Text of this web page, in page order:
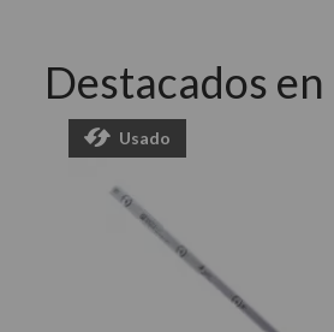
Destacados en
Usado